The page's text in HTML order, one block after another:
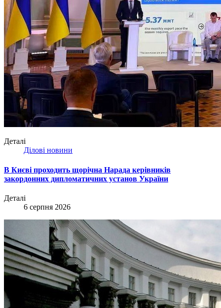
Деталі
Ділові новини
В Києві проходить щорічна Нарада керівників
закордонних дипломатичних установ України
Деталі
6 серпня 2026